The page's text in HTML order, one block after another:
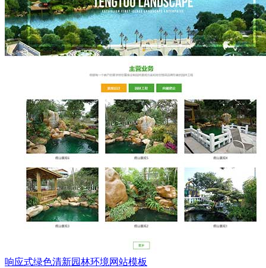
响应式绿色清新园林环境网站模板